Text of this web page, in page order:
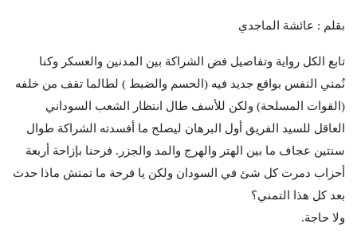
بقلم : عائشة الماجدي
تابع الكل رواية وتفاصيل فض الشراكة بين المدنين والعسكر وكنا
نُمني النفس بواقع جديد فيه (الحسم والضبط ) لطالما تقف من خلفه
(القوات المسلحة) ولكن للأسف طال انتظار الشعب السوداني
العاقل للسيد الفريق أول البرهان ليصلح ما أفسدته الشراكة طوال
سنتين عجاف ما بين الهتر والهرج والمد والجزر. فرحنا بإزاحة أربعة
أحزاب دمرت كل شئ في السودان ولكن يا فرحة ما تمتش ماذا حدث
بعد كل هذا التمني؟
ولا حاجة.